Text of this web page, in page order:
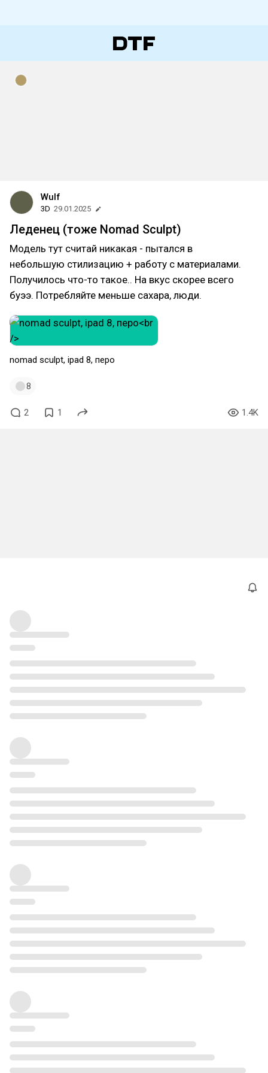
Wulf
3D 29.01.2025
Леденец (тоже Nomad Sculpt)
Модель тут считай никакая - пытался в
небольшую стилизацию + работу с материалами.
Получилось что-то такое.. На вкус скорее всего
буээ. Потребляйте меньше сахара, люди.
nomad sculpt, ipad 8, перо
8
2 1 1.4K